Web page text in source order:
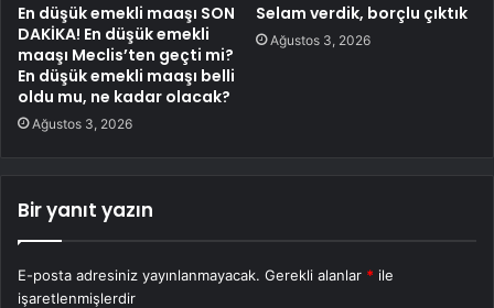
En düşük emekli maaşı SON
DAKİKA! En düşük emekli
maaşı Meclis’ten geçti mi?
En düşük emekli maaşı belli
oldu mu, ne kadar olacak?
Ağustos 3, 2026
Selam verdik, borçlu çıktık
Ağustos 3, 2026
Bir yanıt yazın
E-posta adresiniz yayınlanmayacak. Gerekli alanlar * ile
işaretlenmişlerdir